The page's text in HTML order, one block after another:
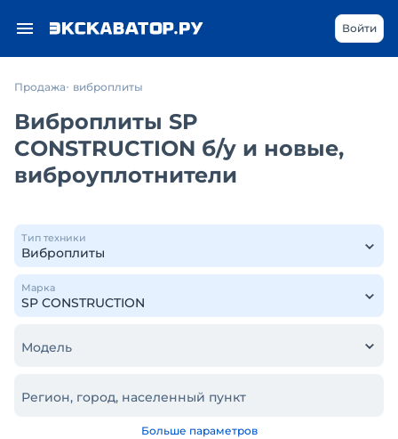
Войти
Продажа виброплиты
Виброплиты SP
CONSTRUCTION б/у и новые,
виброуплотнители
Тип техники
Марка
Модель
Регион, город, населенный пункт
Больше параметров